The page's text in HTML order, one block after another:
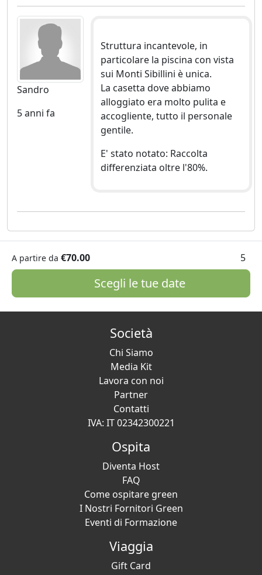
Sandro
5 anni fa
Struttura incantevole, in
particolare la piscina con vista
sui Monti Sibillini è unica.
La casetta dove abbiamo
alloggiato era molto pulita e
accogliente, tutto il personale
gentile.
E' stato notato: Raccolta
differenziata oltre l'80%.
A partire da €70.00 5
Scegli le tue date
Società
Chi Siamo
Media Kit
Lavora con noi
Partner
Contatti
IVA: IT 02342300221
Ospita
Diventa Host
FAQ
Come ospitare green
I Nostri Fornitori Green
Eventi di Formazione
Viaggia
Gift Card